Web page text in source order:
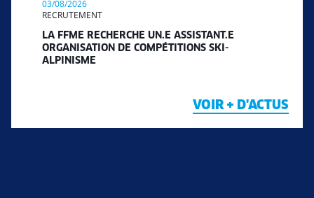
03/08/2026
RECRUTEMENT
LA FFME RECHERCHE UN.E ASSISTANT.E
ORGANISATION DE COMPÉTITIONS SKI-
ALPINISME
VOIR + D'ACTUS